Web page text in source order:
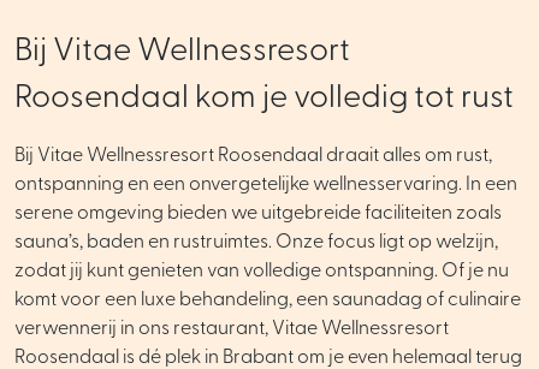
Bij Vitae Wellnessresort
Roosendaal kom je volledig tot rust
Bij Vitae Wellnessresort Roosendaal draait alles om rust,
ontspanning en een onvergetelijke wellnesservaring. In een
serene omgeving bieden we uitgebreide faciliteiten zoals
sauna’s, baden en rustruimtes. Onze focus ligt op welzijn,
zodat jij kunt genieten van volledige ontspanning. Of je nu
komt voor een luxe behandeling, een saunadag of culinaire
verwennerij in ons restaurant, Vitae Wellnessresort
Roosendaal is dé plek in Brabant om je even helemaal terug